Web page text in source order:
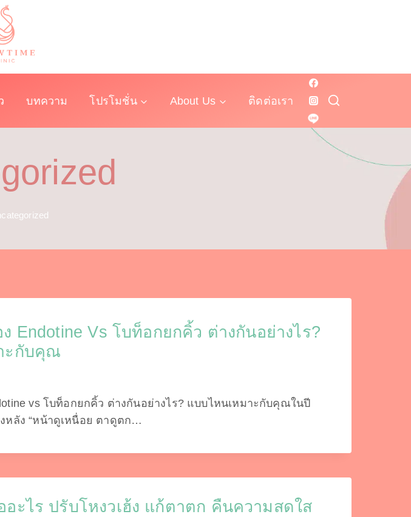
บทความ โปรโมชั่น About Us ติดต่อเรา
Endotine Vs โบท็อกยกคิ้ว ต่างกันอย่างไร?
ะกับคุณ
vs โบท็อกยกคิ้ว ต่างกันอย่างไร? แบบไหนเหมาะกับคุณในปี
หลัง “หน้าดูเหนื่อย ตาดูตก…
ะไร ปรับโหงวเฮ้ง แก้ตาตก คืนความสดใส